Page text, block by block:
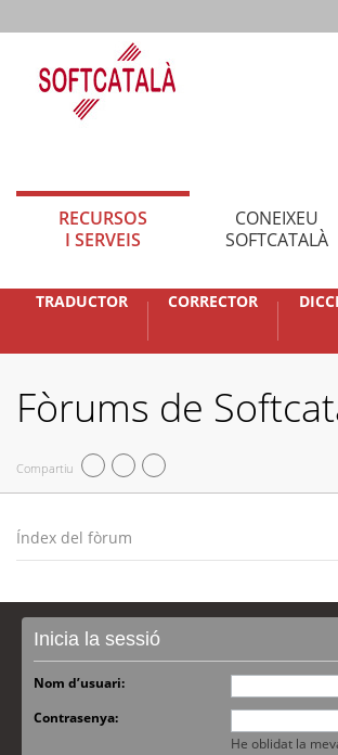
RECURSOS
I SERVEIS
CONEIXEU
SOFTCATALÀ
TRADUCTOR CORRECTOR
Fòrums de
Compartiu
Índex del fòrum
Inicia la sessió
Nom d’usuari:
Contrasenya:
He oblidat la